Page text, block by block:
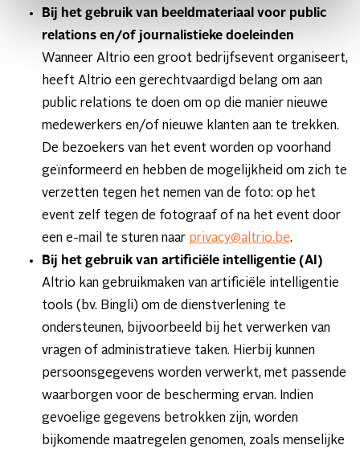
Bij het gebruik van beeldmateriaal voor public
relations en/of journalistieke doeleinden
Wanneer Altrio een groot bedrijfsevent organiseert,
heeft Altrio een gerechtvaardigd belang om aan
public relations te doen om op die manier nieuwe
medewerkers en/of nieuwe klanten aan te trekken.
De bezoekers van het event worden op voorhand
geïnformeerd en hebben de mogelijkheid om zich te
verzetten tegen het nemen van de foto: op het
event zelf tegen de fotograaf of na het event door
een e-mail te sturen naar privacy@altrio.be.
Bij het gebruik van artificiële intelligentie (AI)
Altrio kan gebruikmaken van artificiële intelligentie
tools (bv. Bingli) om de dienstverlening te
ondersteunen, bijvoorbeeld bij het verwerken van
vragen of administratieve taken. Hierbij kunnen
persoonsgegevens worden verwerkt, met passende
waarborgen voor de bescherming ervan. Indien
gevoelige gegevens betrokken zijn, worden
bijkomende maatregelen genomen, zoals menselijke